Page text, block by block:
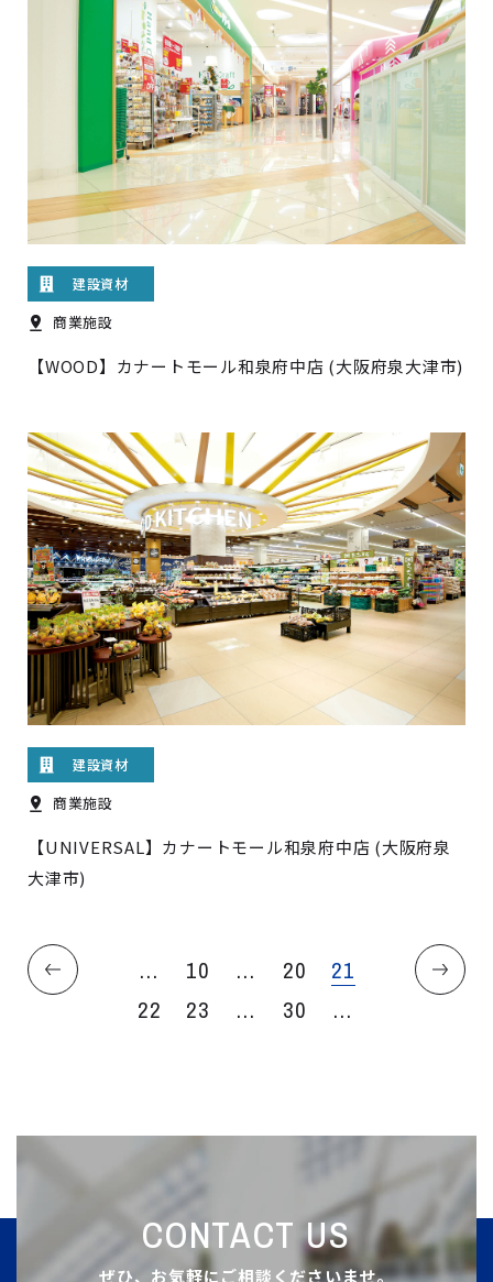
建設資材
商業施設
【WOOD】カナートモール和泉府中店 (大阪府泉大津市)
建設資材
商業施設
【UNIVERSAL】カナートモール和泉府中店 (大阪府泉
大津市)
... 10 ... 20
21
22
23 ... 30 ...
CONTACT US
ぜひ、お気軽にご相談くださいませ。